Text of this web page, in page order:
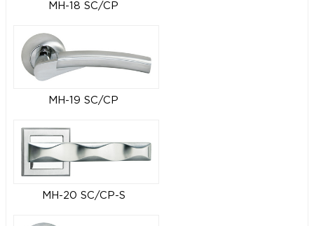
MH-18 SC/CP
MH-19 SC/CP
MH-20 SC/CP-S